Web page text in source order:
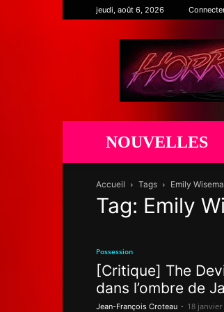
jeudi, août 6, 2026
NOUVELLES
Accueil Tags Emily
Tag: Emily
Possession
[Critique] The
dans l’ombre de
Jean-François Croteau - 18 janvier